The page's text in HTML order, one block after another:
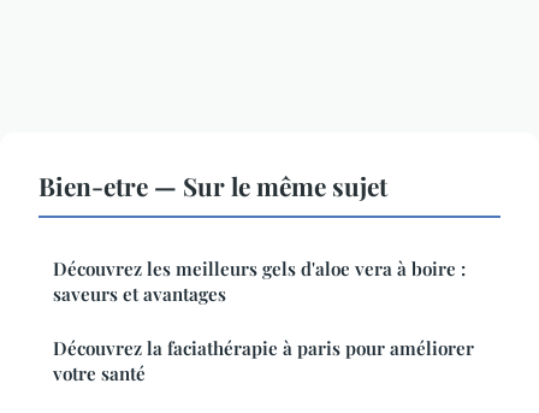
Bien-etre — Sur le même sujet
Découvrez les meilleurs gels d'aloe vera à boire :
saveurs et avantages
Découvrez la faciathérapie à paris pour améliorer
votre santé